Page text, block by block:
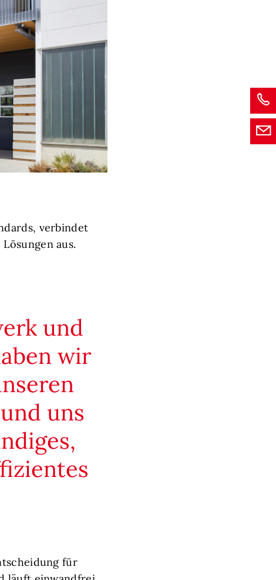
verbindet
aus.
und
wir
uns
für